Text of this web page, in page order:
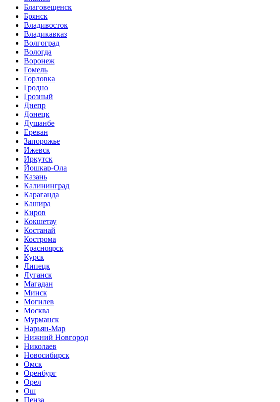
Благовещенск
Брянск
Владивосток
Владикавказ
Волгоград
Вологда
Воронеж
Гомель
Горловка
Гродно
Грозный
Днепр
Донецк
Душанбе
Ереван
Запорожье
Ижевск
Иркутск
Йошкар-Ола
Казань
Калининград
Караганда
Кашира
Киров
Кокшетау
Костанай
Кострома
Красноярск
Курск
Липецк
Луганск
Магадан
Минск
Могилев
Москва
Мурманск
Нарьян-Мар
Нижний Новгород
Николаев
Новосибирск
Омск
Оренбург
Орел
Ош
Пенза